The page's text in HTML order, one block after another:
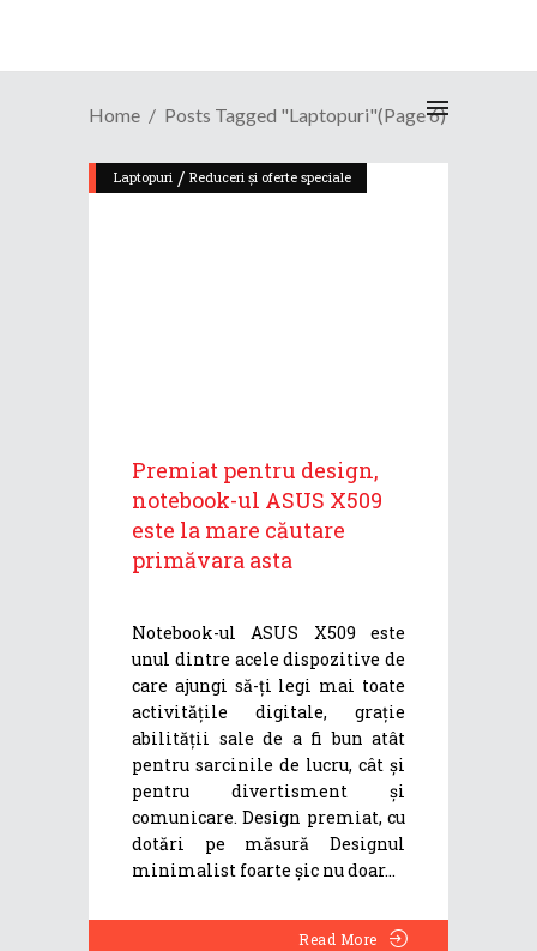
Home Posts Tagged "laptopuri"(Page 6)
Laptopuri / Reduceri și oferte speciale
Premiat pentru design,
notebook-ul ASUS X509
este la mare căutare
primăvara asta
Notebook-ul ASUS X509 este
unul dintre acele dispozitive de
care ajungi să-ți legi mai toate
activitățile digitale, grație
abilității sale de a fi bun atât
pentru sarcinile de lucru, cât și
pentru divertisment și
comunicare. Design premiat, cu
dotări pe măsură Designul
minimalist foarte șic nu doar
Read More